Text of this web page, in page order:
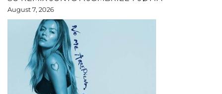
August 7, 2026